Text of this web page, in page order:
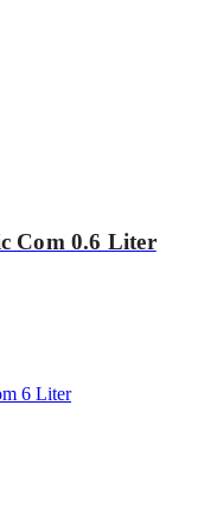
Com 0.6 Liter